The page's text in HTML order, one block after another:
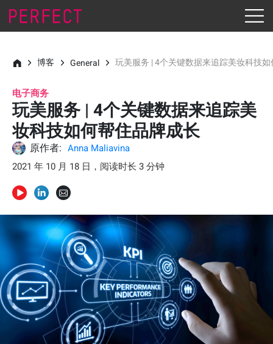
博客 General 玩美服务 | 4个关键数据来追踪美妆科技
电子商务
玩美服务 | 4个关键数据来追踪美
妆科技如何帮住品牌成长
原作者:
Anna Maliavina
2021 年 10 月 18 日，阅读时长 3 分钟